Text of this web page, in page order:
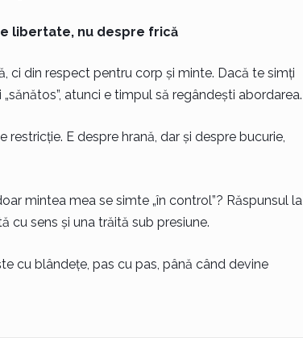
libertate, nu despre frică
ci din respect pentru corp și minte. Dacă te simți
atunci e timpul să regândești abordarea.
E despre hrană, dar și despre bucurie,
mintea mea se simte „în control”? Răspunsul la
cu sens și una trăită sub presiune.
cu blândețe, pas cu pas, până când devine